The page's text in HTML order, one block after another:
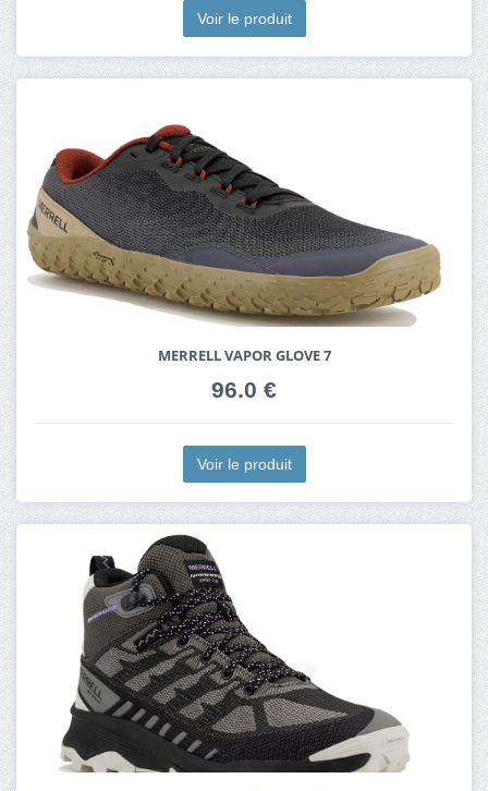
Voir le produit
MERRELL VAPOR GLOVE 7
96.0 €
Voir le produit